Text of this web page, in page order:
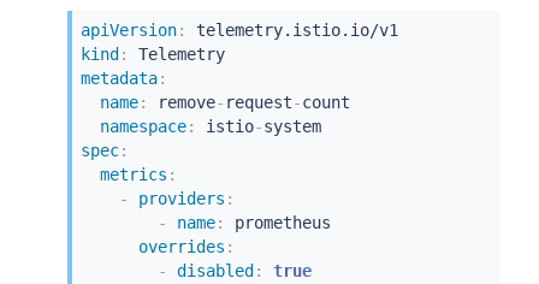
apiVersion:
telemetry.istio.io/v1
kind :
Telemetry
metadata:
name: remove- request-count
namespace: istio-
system
spec:
metrics :
-
providers :
-
name:
prometheus
overrides :
-
disabled :
true